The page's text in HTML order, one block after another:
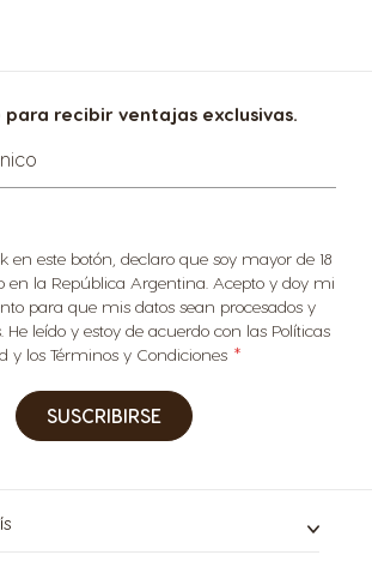
para recibir ventajas exclusivas.
en este botón, declaro que soy mayor de 18
en la República Argentina. Acepto y doy mi
para que mis datos sean procesados y
He leído y estoy de acuerdo con las Políticas
y los Términos y Condiciones
SUSCRIBIRSE